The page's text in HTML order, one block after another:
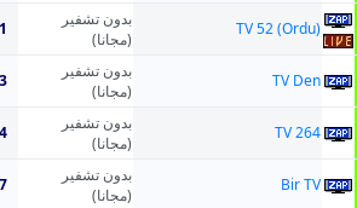
TV 52 (Ordu)
بدون تشفير
(مجانا)
TV Den
بدون تشفير
(مجانا)
TV 264
بدون تشفير
(مجانا)
Bir TV
بدون تشفير
(مجانا)